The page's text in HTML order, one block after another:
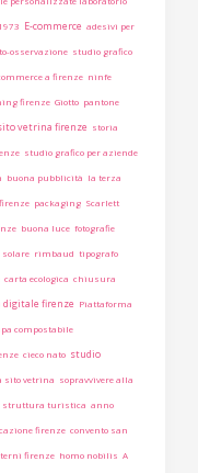
E-commerce adesivi per
osservazione studio grafico
a firenze ninfe
firenze Giotto pantone
vetrina firenze storia
studio grafico per aziende
buona pubblicità la terza
packaging Scarlett
buona luce fotografie
rimbaud tipografo
carta ecologica chiusura
digitale firenze Piattaforma
compostabile
cieco nato studio
sito vetrina sopravvivere alla
struttura turistica anno
firenze convento san
firenze homo nobilis A